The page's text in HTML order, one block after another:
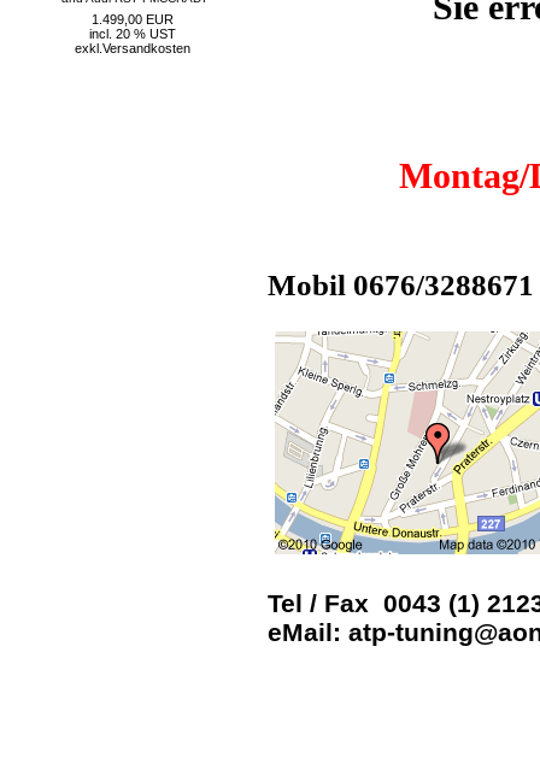
1.499,00 EUR
incl. 20 % UST
exkl. Versandkosten
Montag/
Mobil 0676/3288671
Tel / Fax 0043 (1)
eMail: atp-